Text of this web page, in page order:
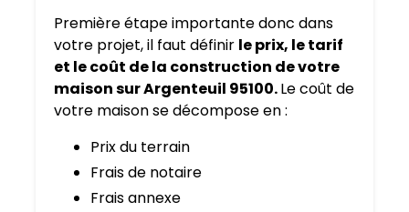
Première étape importante donc dans
votre projet, il faut définir le prix, le tarif
et le coût de la construction de votre
maison sur Argenteuil 95100.Le coût de
votre maison se décompose en :
Prix du terrain
Frais de notaire
Frais annexe